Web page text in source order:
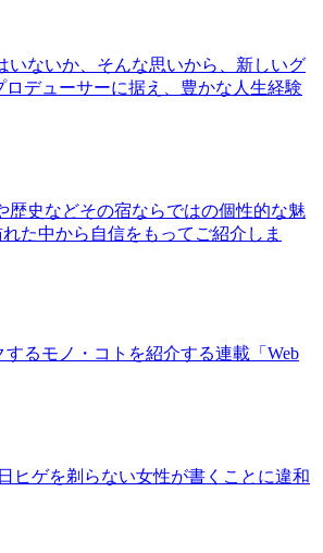
いないか、そんな思いから、新しいグ
デューサーに据え、豊かな人生経験
史などその宿ならではの個性的な魅
た中から自信をもってご紹介しま
るモノ・コトを紹介する連載「Web
ヒゲを剃らない女性が書くことに違和